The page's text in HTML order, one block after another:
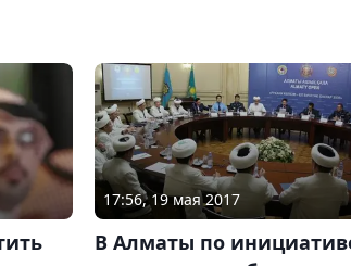
17:56, 19 мая 2017
В Алматы по